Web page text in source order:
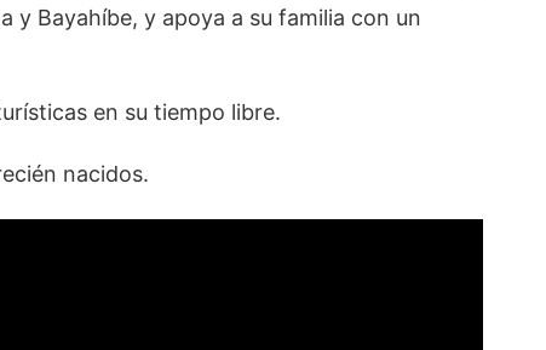
y Bayahíbe, y apoya a su familia con un
en su tiempo libre.
nacidos.